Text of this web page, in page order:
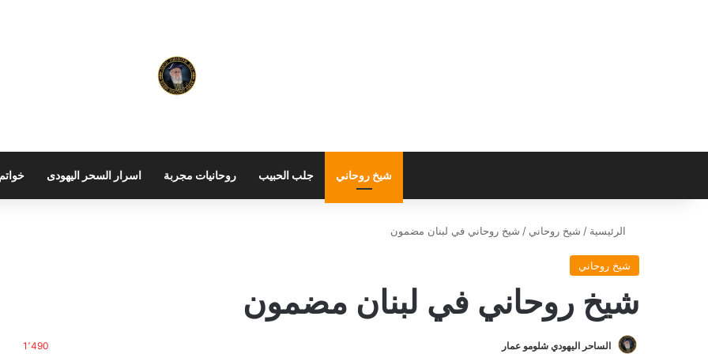
شيخ روحاني جلب الحبيب روحانيات مجربة اسرار السحر اليهودى
الرئيسية / شيخ روحاني / شيخ روحاني في لبنان مضمون
شيخ روحاني
شيخ روحاني في لبنان مضمون
الساحر اليهودي شلومو عمار 1٬490